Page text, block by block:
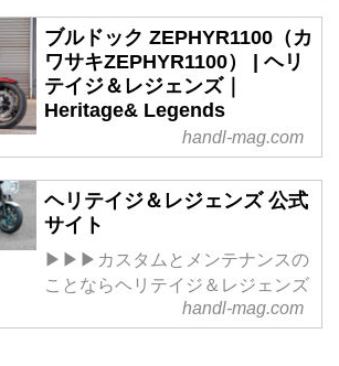
ブルドック ZEPHYR1100（カ
ワサキZEPHYR1100） | ヘリ
テイジ＆レジェンズ｜
Heritage& Legends
handl-mag.com
ヘリテイジ＆レジェンズ 公式
サイト
▶▶▶カスタムとメンテナンスの
ことならヘリテイジ＆レジェンズ
handl-mag.com